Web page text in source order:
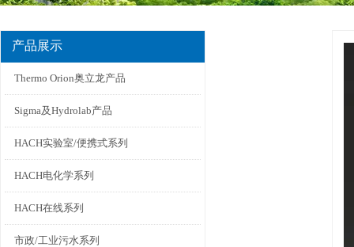
产品展示
Thermo Orion奥立龙产品
Sigma及Hydrolab产品
HACH实验室/便携式系列
HACH电化学系列
HACH在线系列
市政/工业污水系列